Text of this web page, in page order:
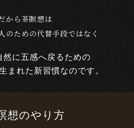
から茶瞑想は
のための代替手段ではなく
然に五感へ戻るための
まれた新習慣なのです。
想のやり方